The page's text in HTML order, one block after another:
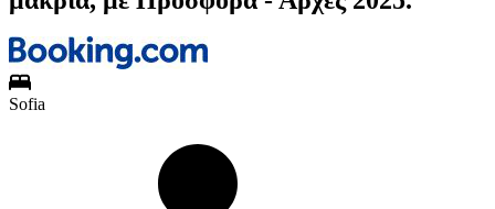
Sofia